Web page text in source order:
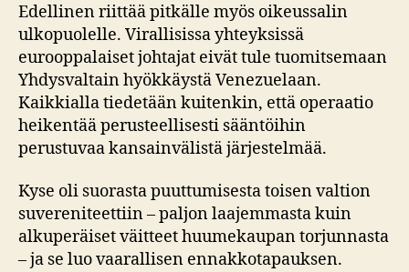
Edellinen riittää pitkälle myös oikeussalin
ulkopuolelle. Virallisissa yhteyksissä
eurooppalaiset johtajat eivät tule tuomitsemaan
Yhdysvaltain hyökkäystä Venezuelaan.
Kaikkialla tiedetään kuitenkin, että operaatio
heikentää perusteellisesti sääntöihin
perustuvaa kansainvälistä järjestelmää.
Kyse oli suorasta puuttumisesta toisen valtion
suvereniteettiin – paljon laajemmasta kuin
alkuperäiset väitteet huumekaupan torjunnasta
– ja se luo vaarallisen ennakkotapauksen.